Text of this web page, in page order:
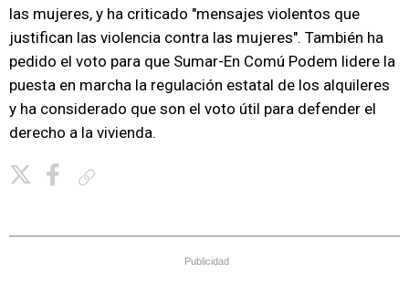
las mujeres, y ha criticado "mensajes violentos que
justifican las violencia contra las mujeres". También ha
pedido el voto para que Sumar-En Comú Podem lidere la
puesta en marcha la regulación estatal de los alquileres
y ha considerado que son el voto útil para defender el
derecho a la vivienda.
Publicidad